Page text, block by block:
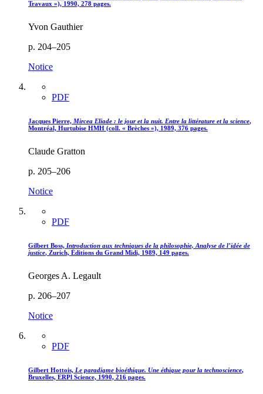
Travaux »), 1990, 278 pages.
Yvon Gauthier
p. 204–205
Notice
PDF
Jacques Pierre, Mircea Eliade : le jour et la nuit. Entre la littérature et la science,
Montréal, Hurtubise HMH (coll. « Brèches »), 1989, 376 pages.
Claude Gratton
p. 205–206
Notice
PDF
Gilbert Boss, Introduction aux techniques de la philosophie, Analyse de l’idée de
justice, Zurich, Éditions du Grand Midi, 1989, 149 pages.
Georges A. Legault
p. 206–207
Notice
PDF
Gilbert Hottois, Le paradigme bioéthique. Une éthique pour la technoscience,
Bruxelles, ERPl Science, 1990, 216 pages.